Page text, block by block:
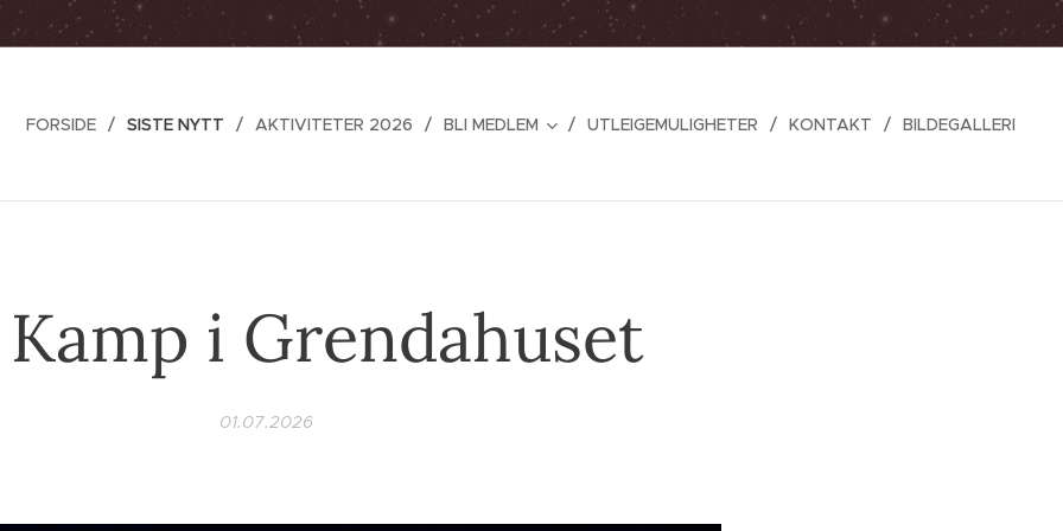
FORSIDE SISTE NYTT AKTIVITETER 2026 BLI MEDLEM UTLEIGEMULIGHETER KONTAKT BILDEGALLERI
i Grendahuset
01.07.2026